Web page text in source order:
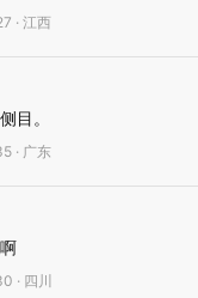
· 江西
目。
· 广东
· 四川